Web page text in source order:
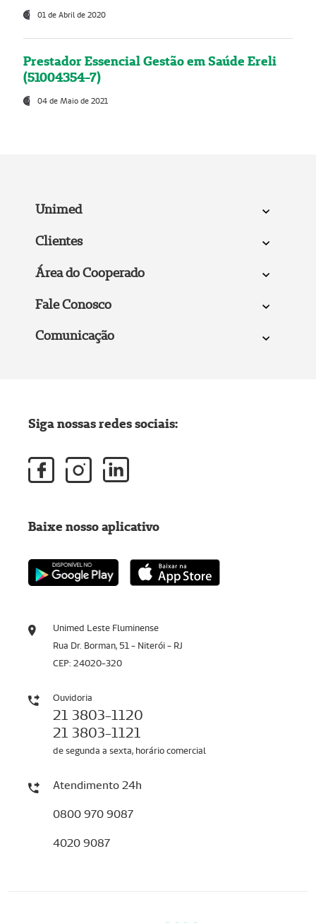
01 de Abril de 2020
Prestador Essencial Gestão em Saúde Ereli
(51004354-7)
04 de Maio de 2021
Unimed
Clientes
Área do Cooperado
Fale Conosco
Comunicação
Unimed Leste Fluminense
Rua Dr. Borman, 51 - Niterói - RJ
CEP: 24020-320
Ouvidoria
21 3803-1120
21 3803-1121
de segunda a sexta, horário comercial
Atendimento 24h
0800 970 9087
4020 9087
Siga nossas redes sociais:
Baixe nosso aplicativo